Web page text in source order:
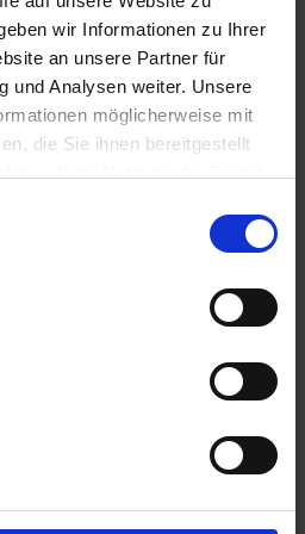
wir Informationen zu Ihrer
an unsere Partner für
und Analysen weiter. Unsere
möglicherweise mit
die Sie ihnen bereitgestellt
IN DEN
Preis